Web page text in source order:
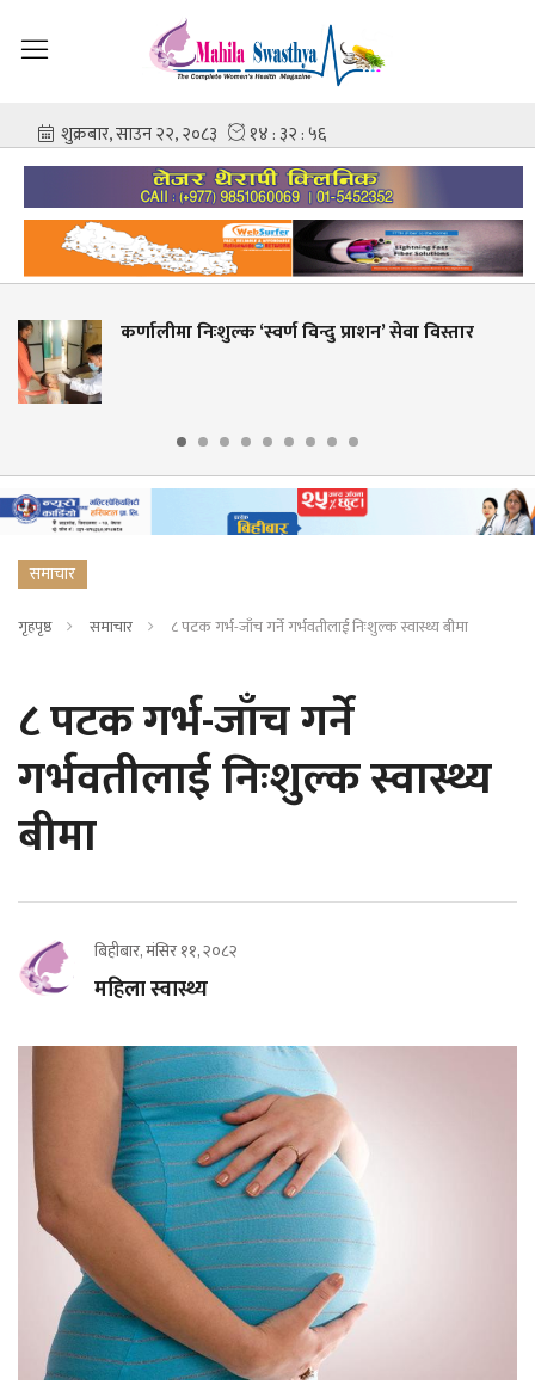
कर्णालीमा निःशुल्क ‘स्वर्ण विन्दु प्राशन’ सेवा विस्तार
समाचार
गृहपृष्ठ समाचार ८ पटक गर्भ-जाँच गर्ने गर्भवतीलाई निःशुल्क स्वास्थ्य बीमा
८ पटक गर्भ-जाँच गर्ने
गर्भवतीलाई निःशुल्क स्वास्थ्य
बीमा
बिहीबार, मंसिर ११, २०८२
महिला स्वास्थ्य